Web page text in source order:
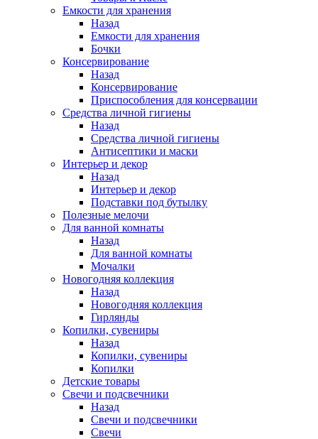
Емкости для хранения
Назад
Емкости для хранения
Бочки
Консервирование
Назад
Консервирование
Приспособления для консервации
Средства личной гигиены
Назад
Средства личной гигиены
Антисептики и маски
Интерьер и декор
Назад
Интерьер и декор
Подставки под бутылку
Полезные мелочи
Для ванной комнаты
Назад
Для ванной комнаты
Мочалки
Новогодняя коллекция
Назад
Новогодняя коллекция
Гирлянды
Копилки, сувениры
Назад
Копилки, сувениры
Копилки
Детские товары
Свечи и подсвечники
Назад
Свечи и подсвечники
Свечи